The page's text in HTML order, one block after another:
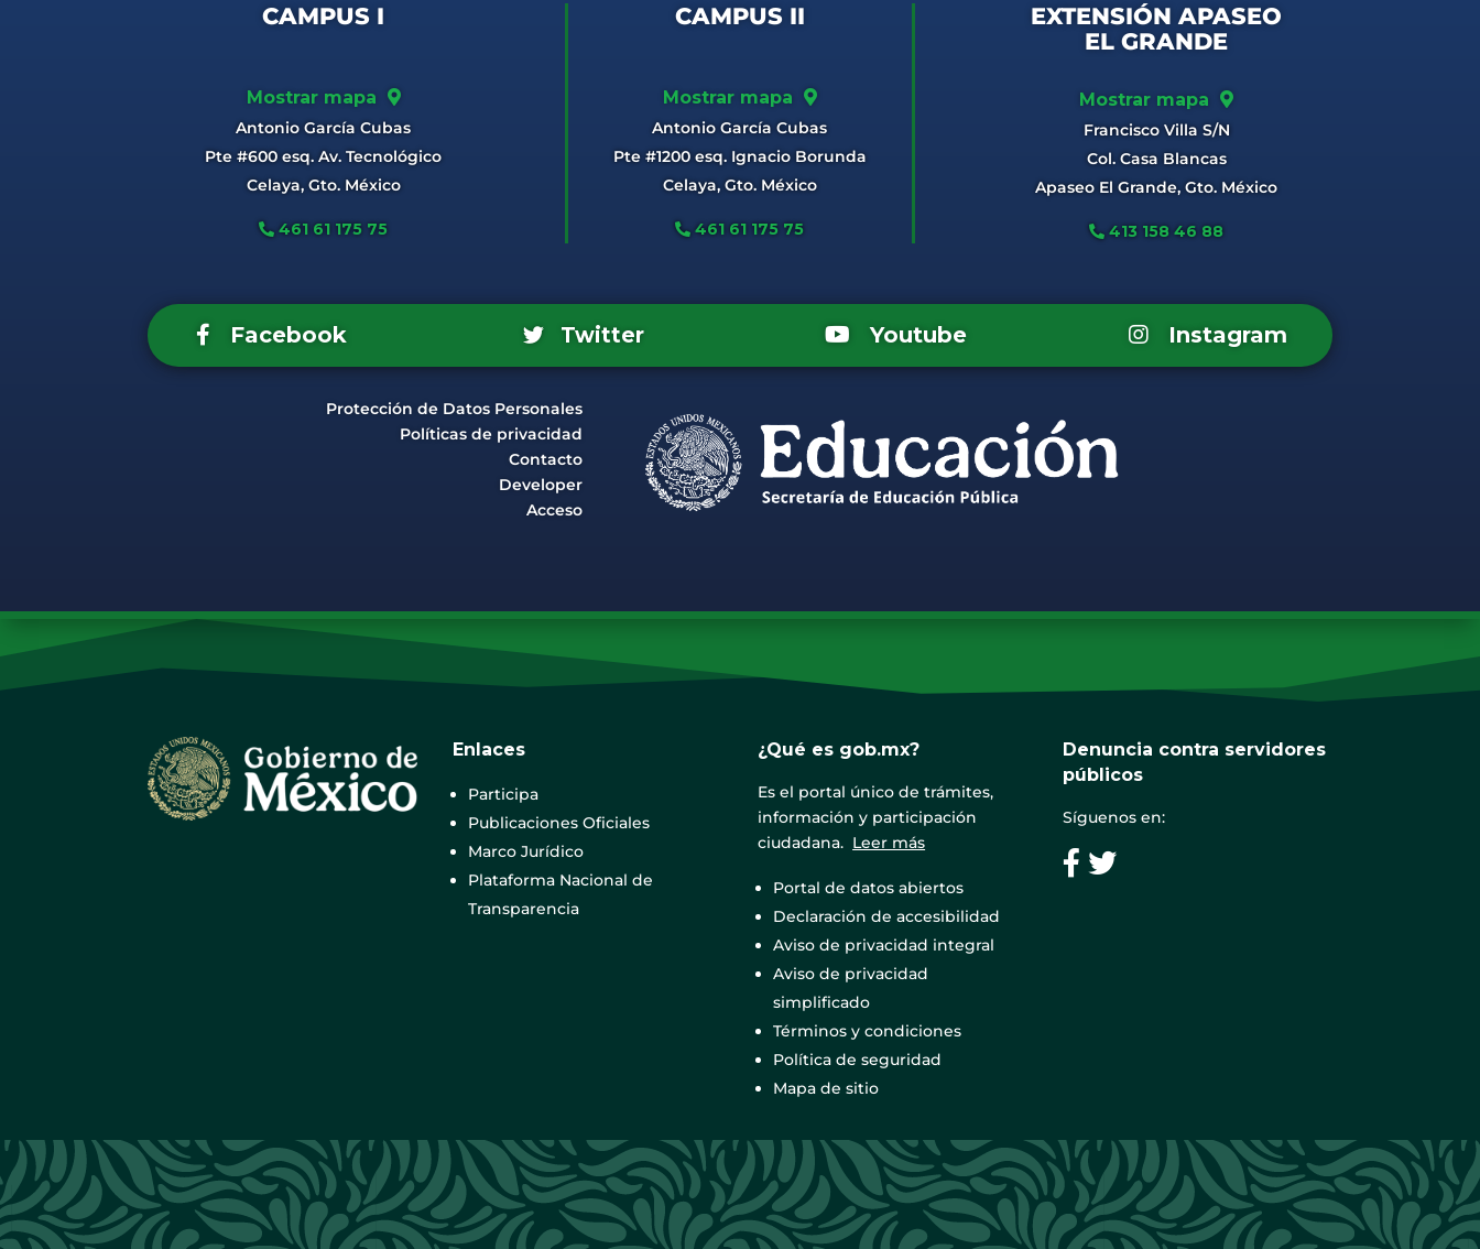
CAMPUS I
Mostrar mapa
Antonio García Cubas
Pte #600 esq. Av. Tecnológico
Celaya, Gto. México
461 61 175 75
CAMPUS II
Mostrar mapa
Antonio García Cubas
Pte #1200 esq. Ignacio Borunda
Celaya, Gto. México
461 61 175 75
EXTENSIÓN APASEO
EL GRANDE
Mostrar mapa
Francisco Villa S/N
Col. Casa Blancas
Apaseo El Grande, Gto. México
413 158 46 88
Facebook Twitter Youtube Instagram
Protección de Datos Personales
Políticas de privacidad
Contacto
Developer
Acceso
Enlaces
Participa
Publicaciones Oficiales
Marco Jurídico
Plataforma Nacional de
Transparencia
¿Qué es gob.mx?
Es el portal único de trámites,
información y participación
ciudadana. Leer más
Portal de datos abiertos
Declaración de accesibilidad
Aviso de privacidad integral
Aviso de privacidad
simplificado
Términos y condiciones
Política de seguridad
Mapa de sitio
Denuncia contra servidores
públicos
Síguenos en: